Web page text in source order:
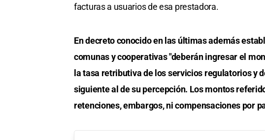
facturas a usuarios de esa prestadora.
En decreto conocido en las últimas además
comunas y cooperativas "deberán ingresar el
la tasa retributiva de los servicios regulatorios y
siguiente al de su percepción. Los montos
retenciones, embargos, ni compensaciones por